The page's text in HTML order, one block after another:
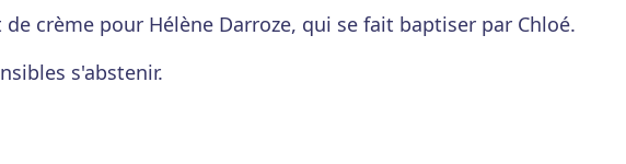
de crème pour Hélène Darroze, qui se fait baptiser par Chloé.
s'abstenir.